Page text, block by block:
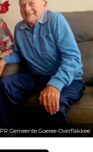
PR Gemeente Goeree-Overflakkee